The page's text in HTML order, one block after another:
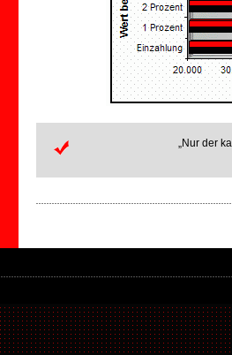
„Nur der